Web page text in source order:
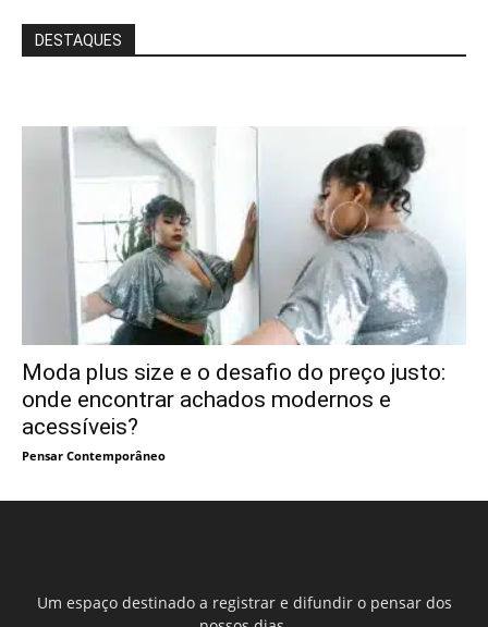
DESTAQUES
Moda plus size e o desafio do preço justo:
onde encontrar achados modernos e
acessíveis?
Pensar Contemporâneo
Um espaço destinado a registrar e difundir o pensar dos